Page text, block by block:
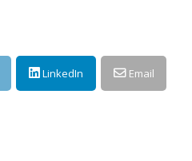
LinkedIn Email